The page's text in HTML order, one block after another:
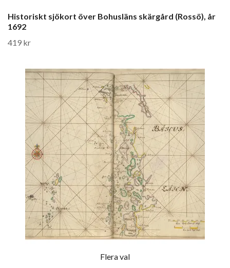
Historiskt sjökort över Bohusläns skärgård (Rossö), år
1692
419 kr
Flera val